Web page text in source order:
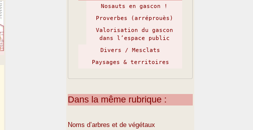
Nosauts en gascon !
Proverbes (arréprouès)
Valorisation du gascon
dans l’espace public
Divers / Mesclats
Paysages & territoires
Dans la même rubrique :
Noms d’arbres et de végétaux